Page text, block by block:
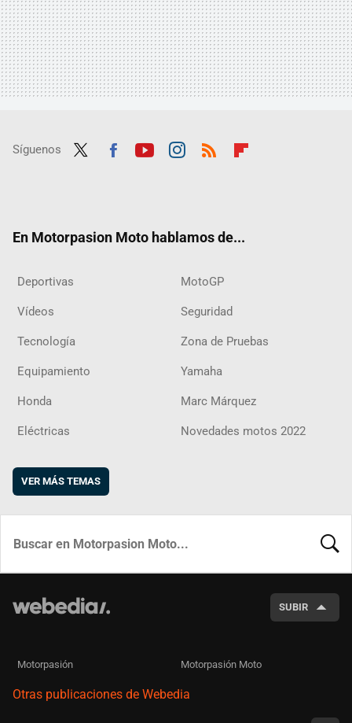
Síguenos
En Motorpasion Moto hablamos de...
Deportivas MotoGP
Vídeos Seguridad
Tecnología Zona de Pruebas
Equipamiento Yamaha
Honda Marc Márquez
Eléctricas Novedades motos 2022
VER MÁS TEMAS
SUBIR
Motorpasión Motorpasión Moto
Otras publicaciones de Webedia